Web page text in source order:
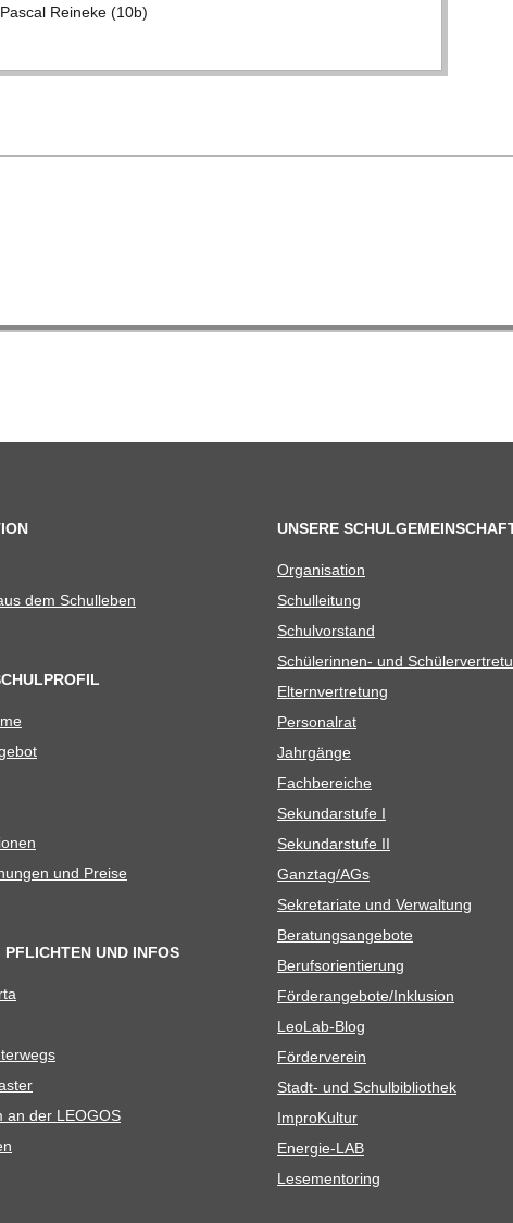
Rei­neke (10b)
dem Schulleben
und Preise
PFLICHTEN UND INFOS
an der LEOGOS
UNSERE
Orga­ni­sa­tion
Schul­lei­tung
Schul­vor­stand
Schü­le­rin­nen- und
Eltern­ver­tre­tung
Per­so­nal­rat
Jahr­gänge
Fach­be­rei­che
Sekun­dar­stufe I
Sekun­dar­stufe II
Ganztag/​​AGs
Sekre­ta­riate und Verwaltung
Bera­tungs­an­ge­bote
Berufs­ori­en­tie­rung
Förderangebote/​​Inklusion
Leo­Lab-Blog
För­der­ver­ein
Stadt- und Schulbibliothek
Impro­Kul­tur
Ener­­gie-LAB
Lese­men­to­ring